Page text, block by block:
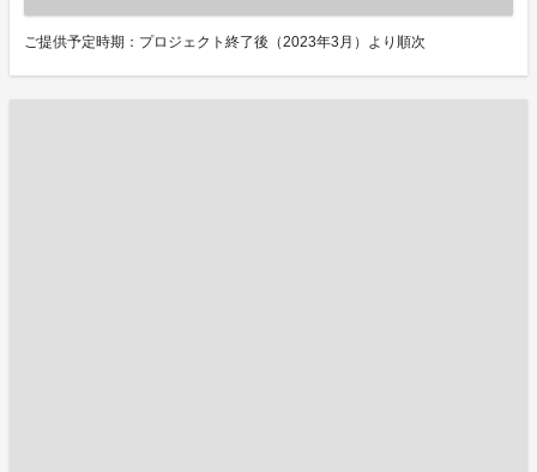
ご提供予定時期：プロジェクト終了後（2023年3月）より順次